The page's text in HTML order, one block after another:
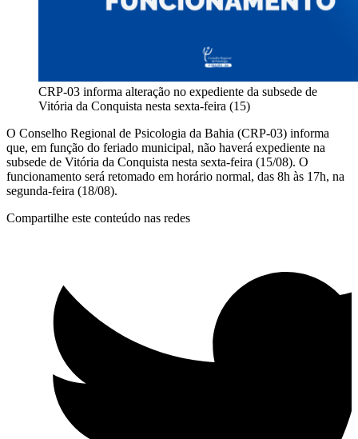
CRP-03 informa alteração no expediente da subsede de
Vitória da Conquista nesta sexta-feira (15)
O Conselho Regional de Psicologia da Bahia (CRP-03) informa
que, em função do feriado municipal, não haverá expediente na
subsede de Vitória da Conquista nesta sexta-feira (15/08). O
funcionamento será retomado em horário normal, das 8h às 17h, na
segunda-feira (18/08).
Compartilhe este conteúdo nas redes